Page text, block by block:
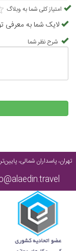
امتیاز کلی شما به وبلاگ
لایک شما به معرفی
شرح نظر شما
تهران، پاسداران شمالی،